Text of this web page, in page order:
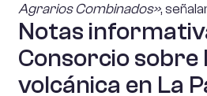
Agrarios Combinados»,
Notas
Consorcio sobre
volcánica en La